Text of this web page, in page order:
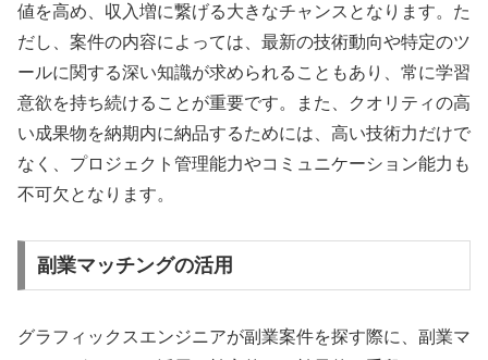
値を高め、収入増に繋げる大きなチャンスとなります。た
だし、案件の内容によっては、最新の技術動向や特定のツ
ールに関する深い知識が求められることもあり、常に学習
意欲を持ち続けることが重要です。また、クオリティの高
い成果物を納期内に納品するためには、高い技術力だけで
なく、プロジェクト管理能力やコミュニケーション能力も
不可欠となります。
副業マッチングの活用
グラフィックスエンジニアが副業案件を探す際に、副業マ